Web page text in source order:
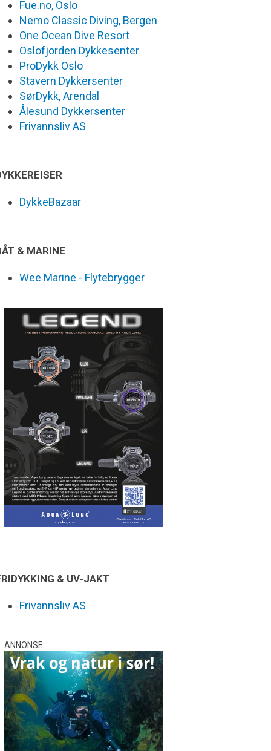
Fue.no, Oslo
Nemo Classic Diving, Bergen
One Ocean Dive Resort
Oslofjorden Dykkesenter
ProDykk Oslo
Stavern Dykkersenter
SørDykk, Arendal
Ålesund Dykkersenter
Frivannsliv AS
DykkeBazaar
& MARINE
Wee Marine - Flytebrygger
& UV-JAKT
Frivannsliv AS
ANNONSE: